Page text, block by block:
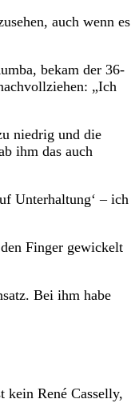
auch wenn es
bekam der 36-
„Ich
niedrig und die
ihm das auch
Unterhaltung‘ – ich
Finger gewickelt
Bei ihm habe
René Casselly,